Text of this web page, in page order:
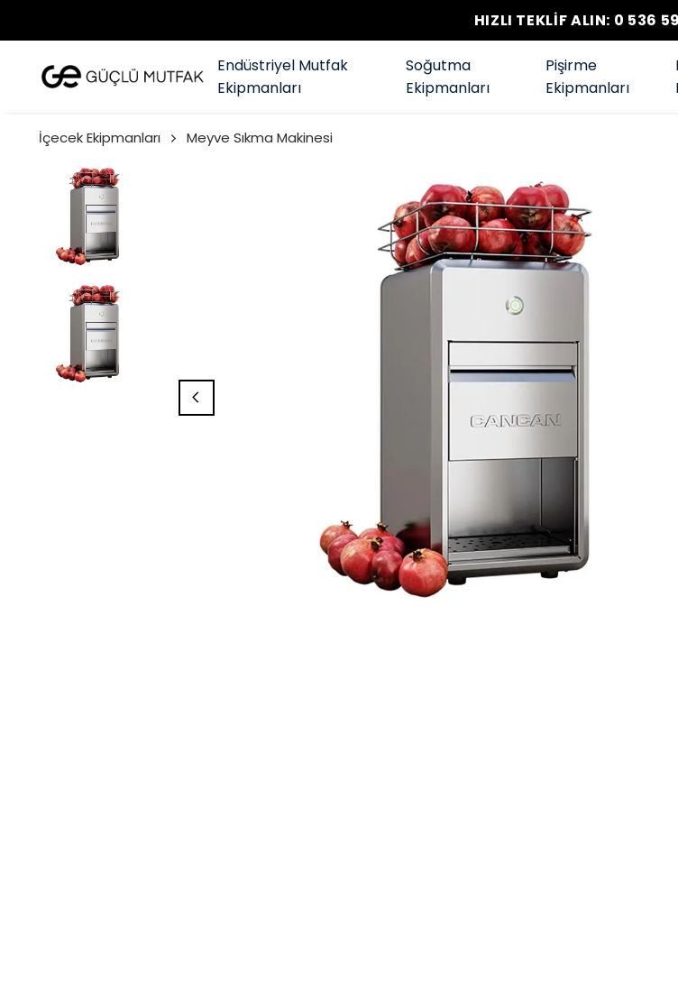
HIZLI TEKLİF ALIN: 0 536
Endüstriyel Mutfak
Ekipmanları
Soğutma
Ekipmanları
Pişirme
Ekipmanları
İçecek Ekipmanları Meyve Sıkma Makinesi